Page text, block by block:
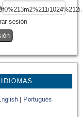
sesión
IDIOMAS
Portugués